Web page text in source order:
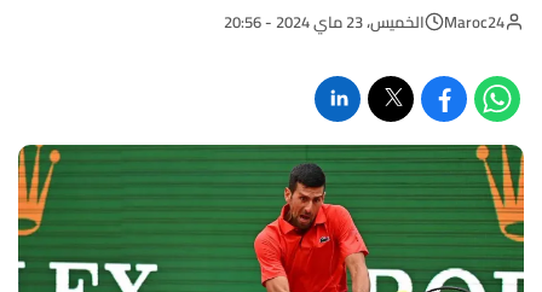
Maroc24 الخميس، 23 ماي 2024 - 20:56